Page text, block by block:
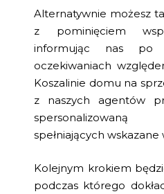
Alternatywnie możesz
z pominięciem
informując nas
oczekiwaniach
Koszalinie domu na
z naszych agentów
spełniających wskazane
Kolejnym krokiem
podczas którego